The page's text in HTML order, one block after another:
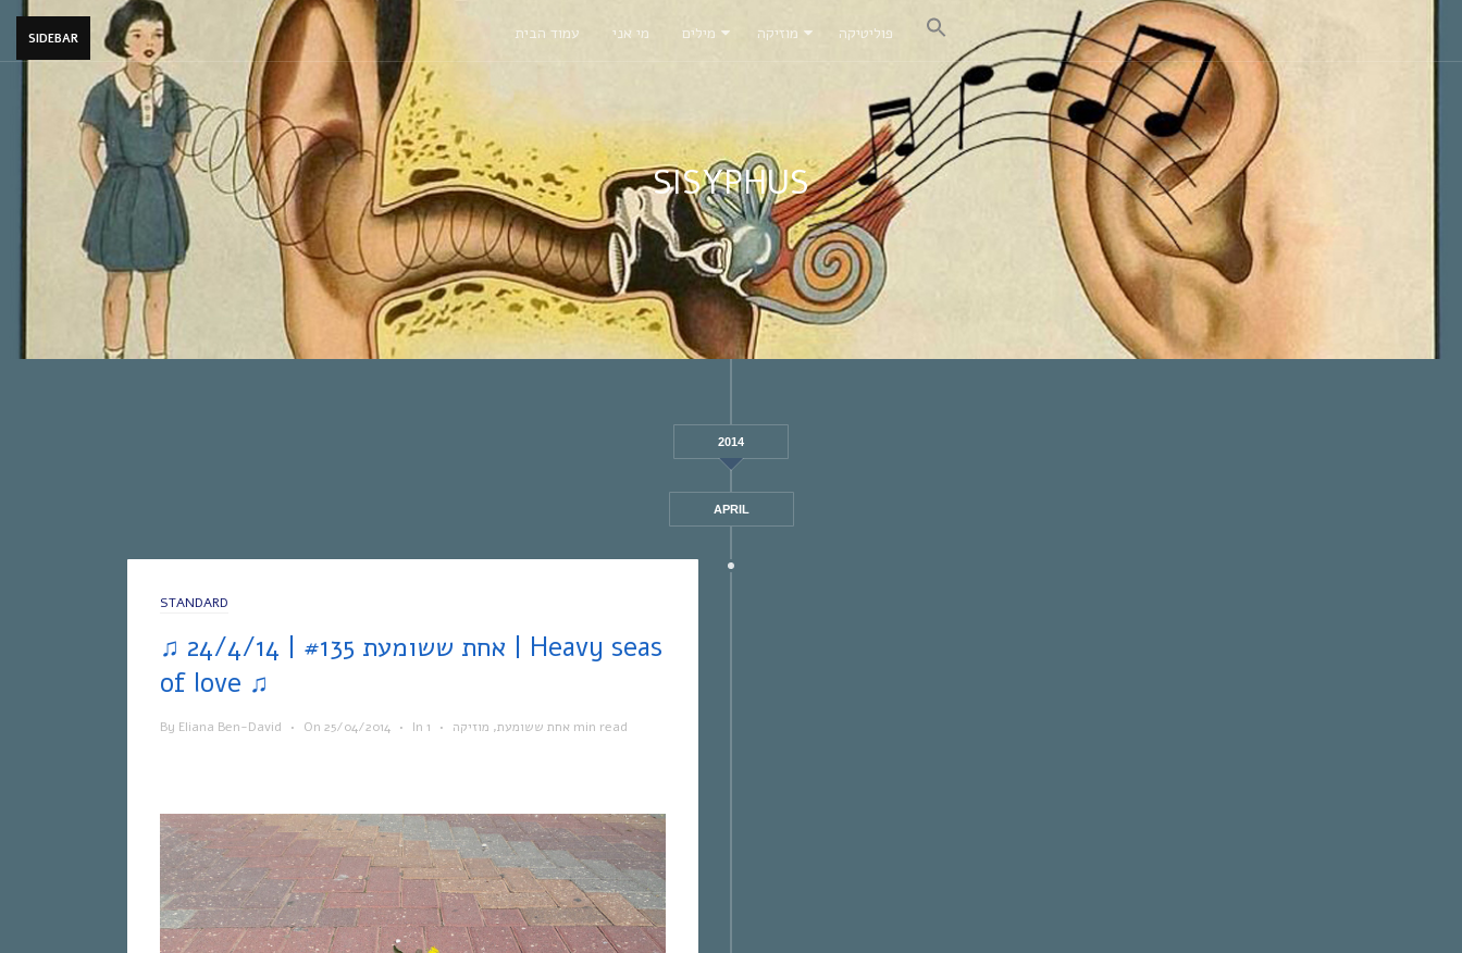
SIDEBAR עמוד הבית מי אני מילים מוזיקה פוליטיקה
SISYPHUS
2014
APRIL
STANDARD
♫ אחת ששומעת #135 | 24/4/14 | Heavy seas
of love ♫
By Eliana Ben-David • On 25/04/2014 • In אחת ששומעת, מוזיקה • 1 min read